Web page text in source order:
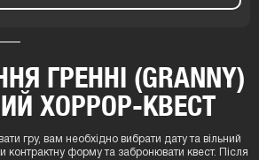
ГРЕННІ (GRANNY)
ХОРРОР-КВЕСТ
гру, вам необхідно вибрати дату та вільний
контрактну форму та забронювати квест. Після